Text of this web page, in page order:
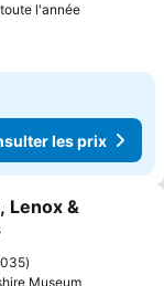
l'année
les prix
favoris
Lenox &
Museum